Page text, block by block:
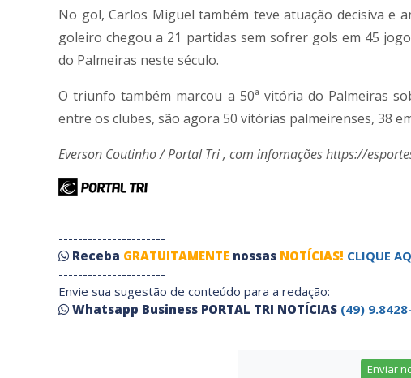
No gol, Carlos Miguel também teve atuação decisiva e
goleiro chegou a 21 partidas sem sofrer gols em 45
do Palmeiras neste século.
O triunfo também marcou a 50ª vitória do Palmeiras
entre os clubes, são agora 50 vitórias palmeirenses, 38
Everson Coutinho / Portal Tri , com infomações https://
----------------------
Receba GRATUITAMENTE nossas NOTÍCIAS! CLIQUE
----------------------
Envie sua sugestão de conteúdo para a redação:
Whatsapp Business PORTAL TRI NOTÍCIAS (49)
Enviar